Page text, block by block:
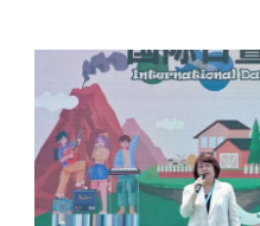
News image